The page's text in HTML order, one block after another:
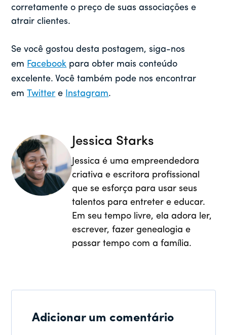
corretamente o preço de suas associações e
atrair clientes.
Se você gostou desta postagem, siga-nos
em Facebook para obter mais conteúdo
excelente. Você também pode nos encontrar
em Twitter e Instagram.
Jessica Starks
Jessica é uma empreendedora
criativa e escritora profissional
que se esforça para usar seus
talentos para entreter e educar.
Em seu tempo livre, ela adora ler,
escrever, fazer genealogia e
passar tempo com a família.
Adicionar um comentário